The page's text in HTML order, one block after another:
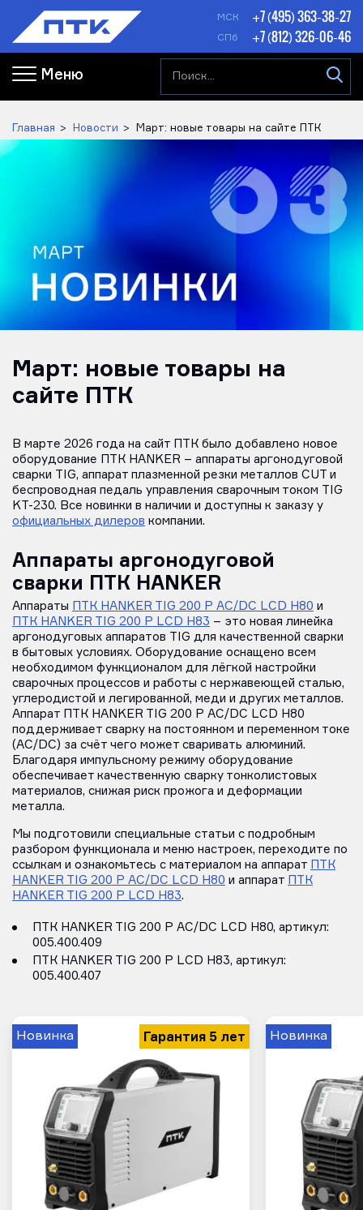
МСК +7 (495) 363-38-27
СПб +7 (812) 326-06-46
Меню
Главная Новости Март: новые товары на сайте ПТК
Март: новые товары на
сайте ПТК
В марте 2026 года на сайт ПТК было добавлено новое
оборудование ПТК HANKER – аппараты аргонодуговой
сварки TIG, аппарат плазменной резки металлов CUT и
беспроводная педаль управления сварочным током TIG
KT-230. Все новинки в наличии и доступны к заказу у
официальных дилеров компании.
Аппараты аргонодуговой
сварки ПТК HANKER
Аппараты ПТК HANKER TIG 200 P AC/DC LCD H80 и
ПТК HANKER TIG 200 P LCD H83 – это новая линейка
аргонодуговых аппаратов TIG для качественной сварки
в бытовых условиях. Оборудование оснащено всем
необходимом функционалом для лёгкой настройки
сварочных процессов и работы с нержавеющей сталью,
углеродистой и легированной, меди и других металлов.
Аппарат ПТК HANKER TIG 200 P AC/DC LCD H80
поддерживает сварку на постоянном и переменном токе
(AC/DC) за счёт чего может сваривать алюминий.
Благодаря импульсному режиму оборудование
обеспечивает качественную сварку тонколистовых
материалов, снижая риск прожога и деформации
металла.
Мы подготовили специальные статьи с подробным
разбором функционала и меню настроек, переходите по
ссылкам и ознакомьтесь с материалом на аппарат ПТК
HANKER TIG 200 P AC/DC LCD H80 и аппарат ПТК
HANKER TIG 200 P LCD H83.
ПТК HANKER TIG 200 P AC/DC LCD H80, артикул:
005.400.409
ПТК HANKER TIG 200 P LCD H83, артикул:
005.400.407
Новинка Гарантия 5 лет Новинка